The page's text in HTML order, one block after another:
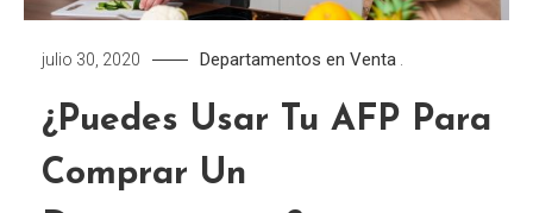
julio 30, 2020 Departamentos en Venta
¿Puedes Usar Tu AFP Para
Comprar Un